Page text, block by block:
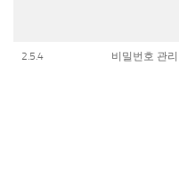
2.5.4 비밀번호 관리